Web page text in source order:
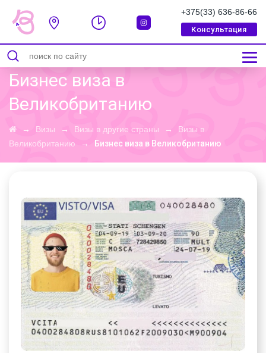
+375(33) 636-86-66
Консультация
Бизнес виза в
Великобританию
→ Визы → Визы в другие страны → Визы в
Великобританию → Бизнес виза в Великобританию
СООБЩЕНИЕ УСПЕШНО ОТПРАВЛЕННО